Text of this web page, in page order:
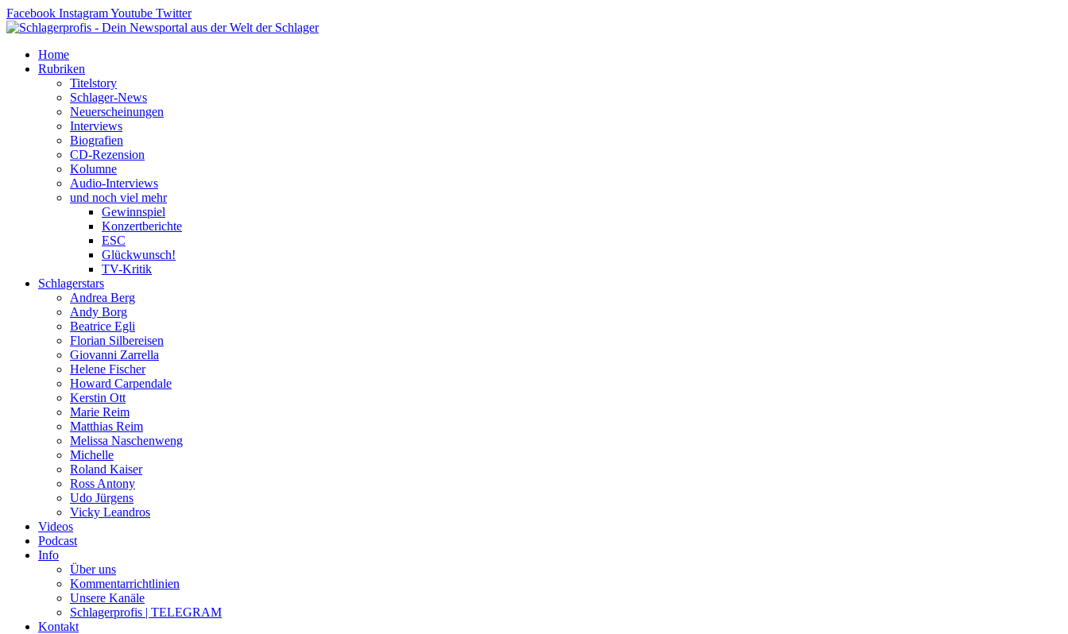
Zum
Inhalt
Facebook InstagramYoutube Twitter
Home
Rubriken
Titelstory
Schlager-News
Neuerscheinungen
Interviews
Biografien
CD-Rezension
Kolumne
Audio-Interviews
und noch viel mehr
Gewinnspiel
Konzertberichte
ESC
Glückwunsch!
TV-Kritik
Schlagerstars
Andrea Berg
Andy Borg
Beatrice Egli
Florian Silbereisen
Giovanni Zarrella
Helene Fischer
Howard Carpendale
Kerstin Ott
Marie Reim
Matthias Reim
Melissa Naschenweng
Michelle
Roland Kaiser
Ross Antony
Udo Jürgens
Vicky Leandros
Videos
Podcast
Info
Über uns
Kommentarrichtlinien
Unsere Kanäle
Schlagerprofis | TELEGRAM
Kontakt